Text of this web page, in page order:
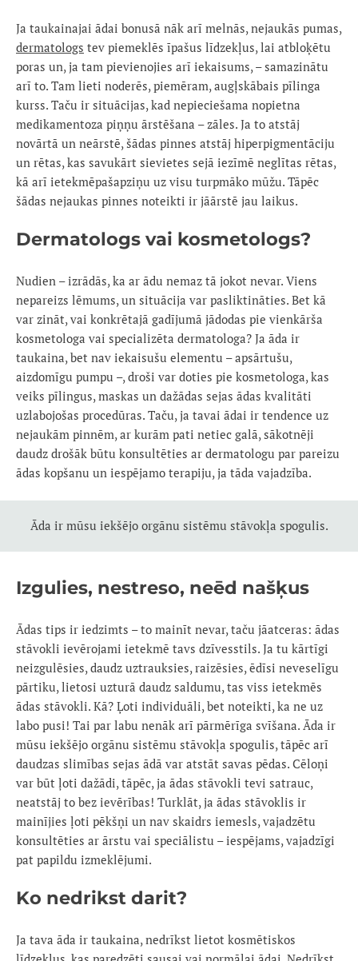
Ja taukainajai ādai bonusā nāk arī melnās, nejaukās pumas,
dermatologs tev piemeklēs īpašus līdzekļus, lai atbloķētu
poras un, ja tam pievienojies arī iekaisums, – samazinātu
arī to. Tam lieti noderēs, piemēram, augļskābais pīlinga
kurss. Taču ir situācijas, kad nepieciešama nopietna
medikamentoza piņņu ārstēšana – zāles. Ja to atstāj
novārtā un neārstē, šādas pinnes atstāj hiperpigmentāciju
un rētas, kas savukārt sievietes sejā iezīmē neglītas rētas,
kā arī ietekmēpašapziņu uz visu turpmāko mūžu. Tāpēc
šādas nejaukas pinnes noteikti ir jāārstē jau laikus.
Dermatologs vai kosmetologs?
Nudien – izrādās, ka ar ādu nemaz tā jokot nevar. Viens
nepareizs lēmums, un situācija var pasliktināties. Bet kā
var zināt, vai konkrētajā gadījumā jādodas pie vienkārša
kosmetologa vai specializēta dermatologa? Ja āda ir
taukaina, bet nav iekaisušu elementu – apsārtušu,
aizdomīgu pumpu –, droši var doties pie kosmetologa, kas
veiks pīlingus, maskas un dažādas sejas ādas kvalitāti
uzlabojošas procedūras. Taču, ja tavai ādai ir tendence uz
nejaukām pinnēm, ar kurām pati netiec galā, sākotnēji
daudz drošāk būtu konsultēties ar dermatologu par pareizu
ādas kopšanu un iespējamo terapiju, ja tāda vajadzība.
Āda ir mūsu iekšējo orgānu sistēmu stāvokļa spogulis.
Izgulies, nestreso, neēd našķus
Ādas tips ir iedzimts – to mainīt nevar, taču jāatceras: ādas
stāvokli ievērojami ietekmē tavs dzīvesstils. Ja tu kārtīgi
neizgulēsies, daudz uztrauksies, raizēsies, ēdīsi neveselīgu
pārtiku, lietosi uzturā daudz saldumu, tas viss ietekmēs
ādas stāvokli. Kā? Ļoti individuāli, bet noteikti, ka ne uz
labo pusi! Tai par labu nenāk arī pārmērīga svīšana. Āda ir
mūsu iekšējo orgānu sistēmu stāvokļa spogulis, tāpēc arī
daudzas slimības sejas ādā var atstāt savas pēdas. Cēloņi
var būt ļoti dažādi, tāpēc, ja ādas stāvokli tevi satrauc,
neatstāj to bez ievērības! Turklāt, ja ādas stāvoklis ir
mainījies ļoti pēkšņi un nav skaidrs iemesls, vajadzētu
konsultēties ar ārstu vai speciālistu – iespējams, vajadzīgi
pat papildu izmeklējumi.
Ko nedrikst darit?
Ja tava āda ir taukaina, nedrīkst lietot kosmētiskos